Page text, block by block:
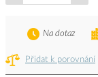
Přidat k porovnání
Na dotaz